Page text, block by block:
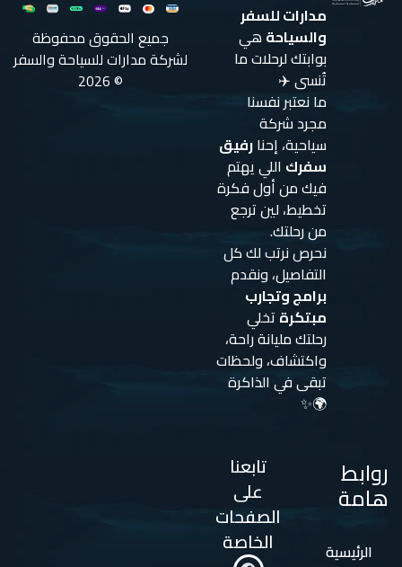
مدارات للسفر
والسياحة هي
بوابتك لرحلات ما
تُنسى ✈️
ما نعتبر نفسنا
مجرد شركة
سياحية، إحنارفيق
سفرك اللي يهتم
فيك من أول فكرة
تخطيط، لين ترجع
من رحلتك.
نحرص نرتب لك كل
التفاصيل، ونقدم
برامج وتجارب
مبتكرة تخلي
رحلتك مليانة راحة،
واكتشاف، ولحظات
تبقى في الذاكرة
🌍✨
روابط
هامة
الرئيسية
تابعنا
على
الصفحات
الخاصة
جميع الحقوق محفوظة
لشركة مدارات للسياحة والسفر
© 2026